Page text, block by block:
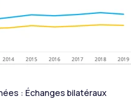
: Échanges bilatéraux